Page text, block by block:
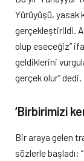
Yürüyüşü, yasak
gerçekleştirildi.
olup eseceğiz”
geldiklerini
gerçek olur” dedi.
‘Birbirimizi
Bir araya gelen
sözlerle başladı: